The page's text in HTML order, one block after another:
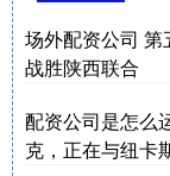
场外配资公司
战胜陕西联合
配资公司是怎么
克，正在与纽卡